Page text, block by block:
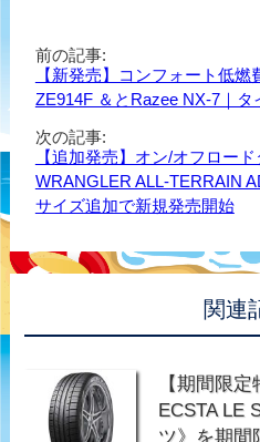
前の記事:
【新発売】コンフォート低
ZE914F ＆とRazee NX-7｜タ
次の記事:
【追加発売】オン/オフロー
WRANGLER ALL-TERRAIN
サイズ追加で新規発売開始
関連
【期間限
ECSTA LE
ツ》を期間